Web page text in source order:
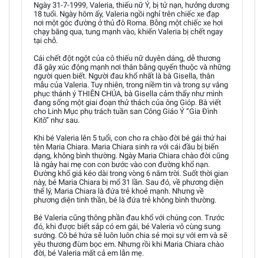
Ngày 31-7-1999, Valeria, thiếu nữ Ý, bị tử nạn, hưởng dương
18 tuổi. Ngày hôm ấy, Valeria ngồi nghỉ trên chiếc xe đạp
nơi một góc đường ở thủ đô Roma. Bỗng một chiếc xe hơi
chạy băng qua, tung mạnh vào, khiến Valeria bị chết ngay
tại chỗ.
Cái chết đột ngột của cô thiếu nữ duyên dáng, dễ thương
đã gây xúc động mạnh nơi thân bằng quyến thuộc và những
người quen biết. Người đau khổ nhất là bà Gisella, thân
mẫu của Valeria. Tuy nhiên, trong niềm tin và trong sự vâng
phục thánh ý THIÊN CHÚA, bà Gisella cảm thấy như mình
đang sống một giai đoạn thử thách của ông Gióp. Bà viết
cho Linh Mục phụ trách tuần san Công Giáo Ý ”Gia Đình
Kitô” như sau.
Khi bé Valeria lên 5 tuổi, con cho ra chào đời bé gái thứ hai
tên Maria Chiara. Maria Chiara sinh ra với cái đầu bị biến
dạng, không bình thường. Ngày Maria Chiara chào đời cũng
là ngày hai mẹ con con bước vào con đường khổ nạn.
Đường khổ giá kéo dài trong vòng 6 năm trời. Suốt thời gian
này, bé Maria Chiara bị mổ 31 lần. Sau đó, về phương diện
thể lý, Maria Chiara là đứa trẻ khoẻ mạnh. Nhưng về
phương diện tinh thần, bé là đứa trẻ không bình thường.
Bé Valeria cũng thông phần đau khổ với chúng con. Trước
đó, khi được biết sắp có em gái, bé Valeria vô cùng sung
sướng. Cô bé hứa sẽ luôn luôn chia sẻ mọi sự với em và sẽ
yêu thương đùm bọc em. Nhưng rồi khi Maria Chiara chào
đời, bé Valeria mất cả em lẫn mẹ.